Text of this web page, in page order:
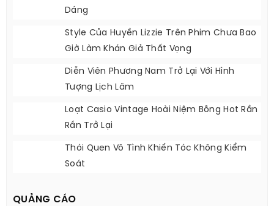
5 Kiểu Tóc Mái Giúp Thon Gọn Gương Mặt
5 Món Thời Trang Tối Màu Giúp Nàng Tôn
Style Của Huyền Lizzie Trên Phim Chưa Bao
Diễn Viên Phương Nam Trở Lại Với Hình
Loạt Casio Vintage Hoài Niệm Bỗng Hot Rần
Thói Quen Vô Tình Khiến Tóc Không Kiểm